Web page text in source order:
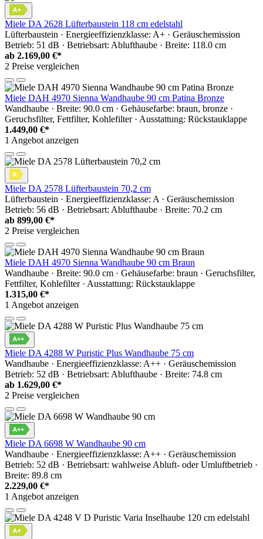
Miele DA 2628 Lüfterbaustein 118 cm edelstahl
Lüfterbaustein · Energieeffizienzklasse: A+ · Geräuschemission
Betrieb: 51 dB · Betriebsart: Ablufthaube · Breite: 118.0 cm
ab 2.169,00 €*
2 Preise vergleichen
Miele DAH 4970 Sienna Wandhaube 90 cm Patina Bronze
Wandhaube · Breite: 90.0 cm · Gehäusefarbe: braun, bronze ·
Geruchsfilter, Fettfilter, Kohlefilter · Ausstattung: Rückstauklappe
1.449,00 €*
1 Angebot anzeigen
Miele DA 2578 Lüfterbaustein 70,2 cm
Lüfterbaustein · Energieeffizienzklasse: A · Geräuschemission
Betrieb: 56 dB · Betriebsart: Ablufthaube · Breite: 70.2 cm
ab 899,00 €*
2 Preise vergleichen
Miele DAH 4970 Sienna Wandhaube 90 cm Braun
Wandhaube · Breite: 90.0 cm · Gehäusefarbe: braun · Geruchsfilter,
Fettfilter, Kohlefilter · Ausstattung: Rückstauklappe
1.315,00 €*
1 Angebot anzeigen
Miele DA 4288 W Puristic Plus Wandhaube 75 cm
Wandhaube · Energieeffizienzklasse: A++ · Geräuschemission
Betrieb: 52 dB · Betriebsart: Ablufthaube · Breite: 74.8 cm
ab 1.629,00 €*
2 Preise vergleichen
Miele DA 6698 W Wandhaube 90 cm
Wandhaube · Energieeffizienzklasse: A++ · Geräuschemission
Betrieb: 52 dB · Betriebsart: wahlweise Abluft- oder Umluftbetrieb ·
Breite: 89.8 cm
2.229,00 €*
1 Angebot anzeigen